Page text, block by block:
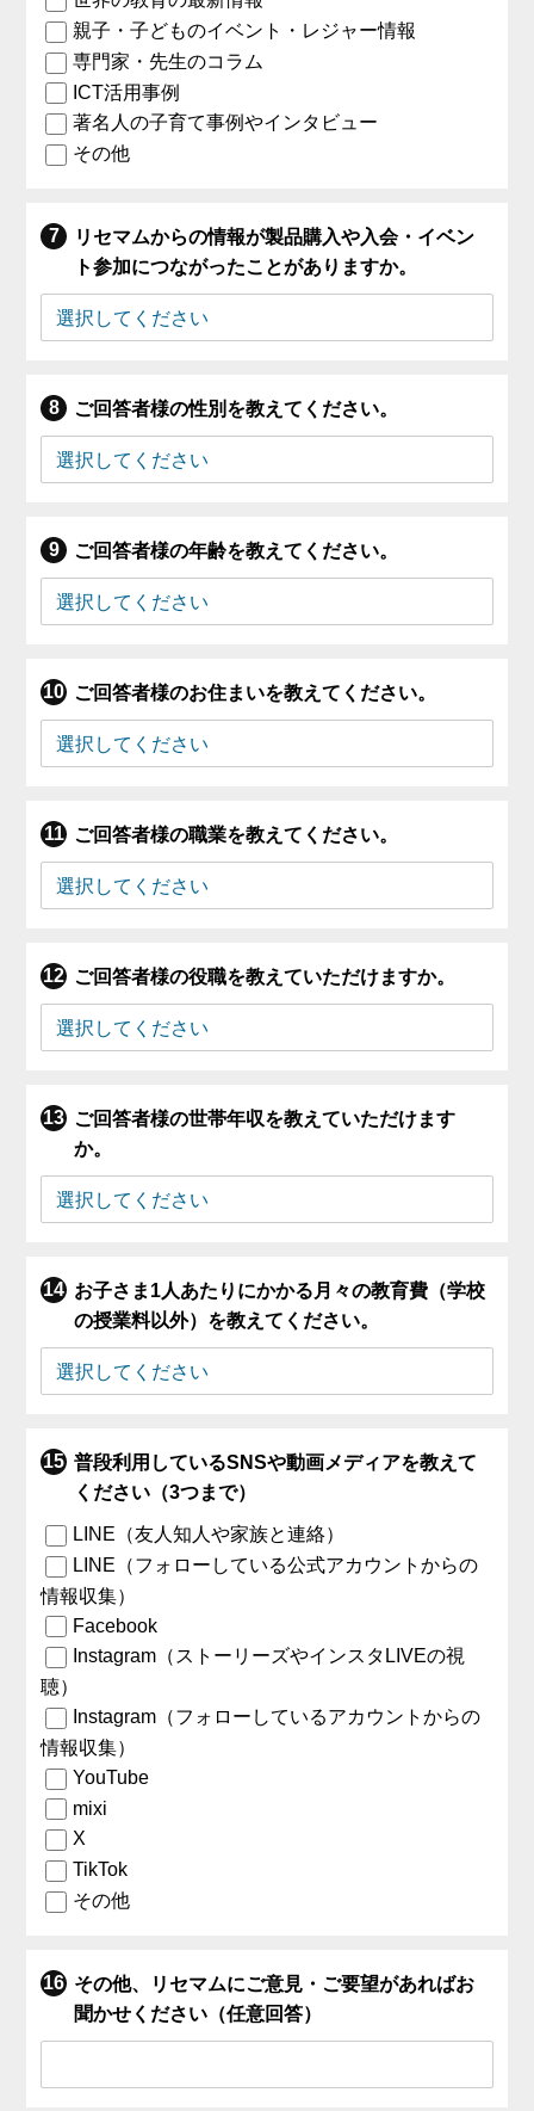
親子・子どものイベント・レジャー情報
専門家・先生のコラム
ICT活用事例
著名人の子育て事例やインタビュー
その他
リセマムからの情報が製品購入や入会・イベン
ト参加につながったことがありますか。
ご回答者様の性別を教えてください。
ご回答者様の年齢を教えてください。
ご回答者様のお住まいを教えてください。
ご回答者様の職業を教えてください。
ご回答者様の役職を教えていただけますか。
ご回答者様の世帯年収を教えていただけます
か。
お子さま1人あたりにかかる月々の教育費（学校
の授業料以外）を教えてください。
普段利用しているSNSや動画メディアを教えて
ください（3つまで）
LINE（友人知人や家族と連絡）
LINE（フォローしている公式アカウントからの
情報収集）
Facebook
Instagram（ストーリーズやインスタLIVEの視
聴）
Instagram（フォローしているアカウントからの
情報収集）
YouTube
mixi
X
TikTok
その他
その他、リセマムにご意見・ご要望があればお
聞かせください（任意回答）